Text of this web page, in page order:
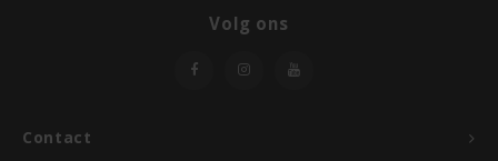
Contact
Volg ons